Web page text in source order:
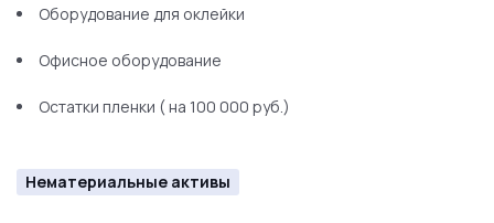
Оборудование для оклейки
Офисное оборудование
Остатки пленки ( на 100 000 руб.)
Нематериальные активы